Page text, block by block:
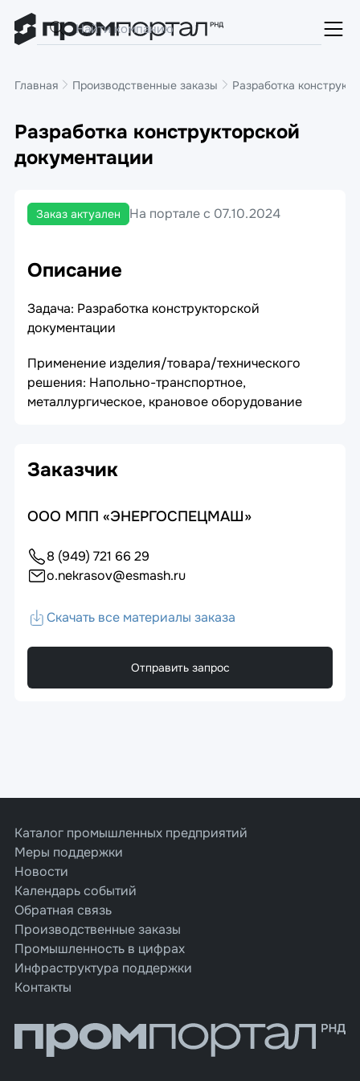
Главная Производственные заказы Разработка
Разработка конструкторской
документации
Заказ актуален На портале с 07.10.2024
Описание
Задача: Разработка конструкторской
документации
Применение изделия/товара/технического
решения: Напольно-транспортное,
металлургическое, крановое оборудование
Заказчик
ООО МПП «ЭНЕРГОСПЕЦМАШ»
8 (949) 721 66 29
o.nekrasov@esmash.ru
Скачать все материалы заказа
Отправить запрос
Каталог промышленных предприятий
Меры поддержки
Новости
Календарь событий
Обратная связь
Производственные заказы
Промышленность в цифрах
Инфраструктура поддержки
Контакты